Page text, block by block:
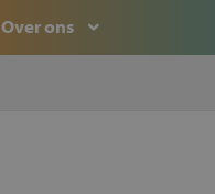
Over ons